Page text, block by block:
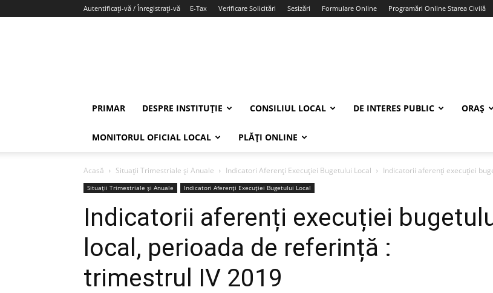
Autentificați-vă / Înregistrați-vă E-Tax Verificare Solicitări Sesizări Formulare Online Programări Online Starea Civilă
PRIMAR DESPRE INSTITUȚIE CONSILIUL LOCAL DE INTERES PUBLIC ORAȘ
MONITORUL OFICIAL LOCAL PLĂȚI ONLINE
Acasă Situații Trimestriale și Anuale Indicatori Aferenți Execuției Bugetului Local Indicatorii aferenți execuției
Situații Trimestriale și Anuale Indicatori Aferenți Execuției Bugetului Local
Indicatorii aferenți execuției
local, perioada de referință :
trimestrul IV 2019